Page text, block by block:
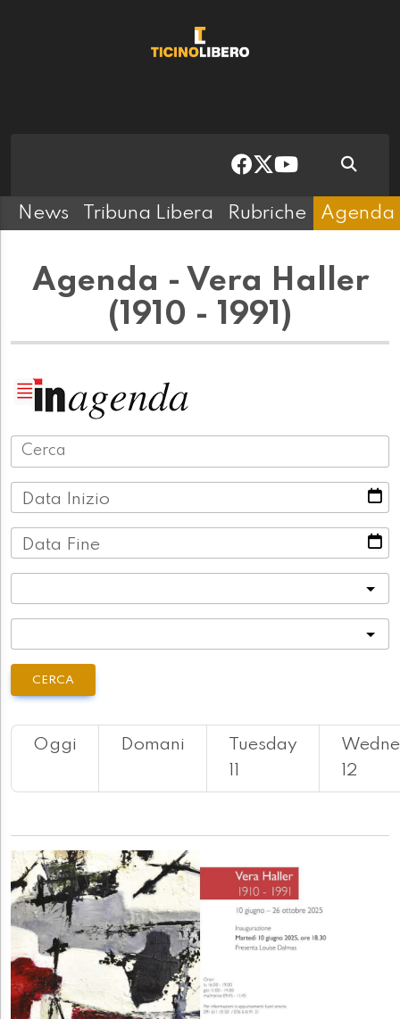
News Tribuna Libera Rubriche Agenda
Agenda - Vera Haller
(1910 - 1991)
Data Inizio
Data Fine
CERCA
Oggi Domani
Tuesday
11
12